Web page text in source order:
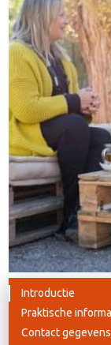
Introductie
Praktische
Contact gegevens